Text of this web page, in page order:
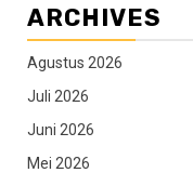
ARCHIVES
Agustus 2026
Juli 2026
Juni 2026
Mei 2026